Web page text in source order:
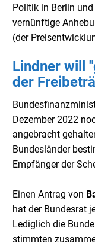
Politik in Berlin
vernünftige
(der
Lindner will
der
Dezember 2022
angebracht
Bundesländer
Empfänger der
Einen Antrag von
hat der Bundesrat
Lediglich die
stimmten